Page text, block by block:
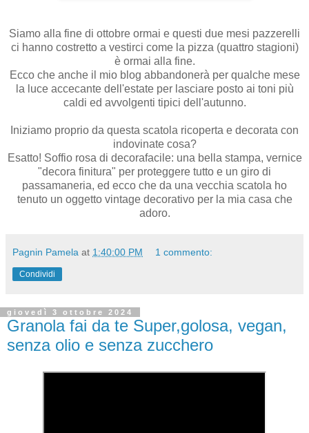
Siamo alla fine di ottobre ormai e questi due mesi pazzerelli
ci hanno costretto a vestirci come la pizza (quattro stagioni)
è ormai alla fine.
Ecco che anche il mio blog abbandonerà per qualche mese
la luce accecante dell'estate per lasciare posto ai toni più
caldi ed avvolgenti tipici dell'autunno.
Iniziamo proprio da questa scatola ricoperta e decorata con
indovinate cosa?
Esatto! Soffio rosa di decorafacile: una bella stampa, vernice
"decora finitura" per proteggere tutto e un giro di
passamaneria, ed ecco che da una vecchia scatola ho
tenuto un oggetto vintage decorativo per la mia casa che
adoro.
Pagnin Pamela at 1:40:00 PM 1 commento:
Condividi
giovedì 3 ottobre 2024
Granola fai da te Super,golosa, vegan,
senza olio e senza zucchero